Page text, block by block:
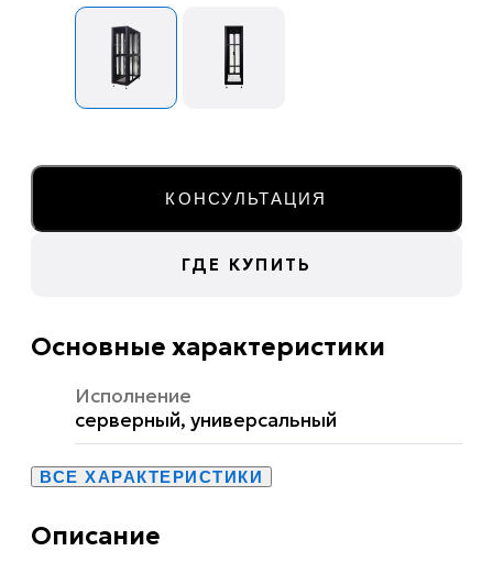
КОНСУЛЬТАЦИЯ
ГДЕ КУПИТЬ
Основные характеристики
Исполнение
серверный, универсальный
ВСЕ ХАРАКТЕРИСТИКИ
Описание